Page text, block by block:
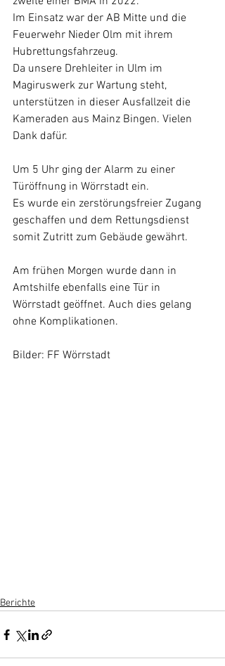
Im Einsatz war der AB Mitte und die
Feuerwehr Nieder Olm mit ihrem
Hubrettungsfahrzeug.
Da unsere Drehleiter in Ulm im
Magiruswerk zur Wartung steht,
unterstützen in dieser Ausfallzeit die
Kameraden aus Mainz Bingen. Vielen
Dank dafür.
Um 5 Uhr ging der Alarm zu einer
Türöffnung in Wörrstadt ein.
Es wurde ein zerstörungsfreier Zugang
geschaffen und dem Rettungsdienst
somit Zutritt zum Gebäude gewährt.
Am frühen Morgen wurde dann in
Amtshilfe ebenfalls eine Tür in
Wörrstadt geöffnet. Auch dies gelang
ohne Komplikationen.
Bilder: FF Wörrstadt
Berichte